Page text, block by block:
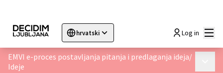
hrvatski
Sprache wählen Choisir la langue
Log in
EMVI e-proces postavljanja pitanja i predlaganja ideja/
Ideje